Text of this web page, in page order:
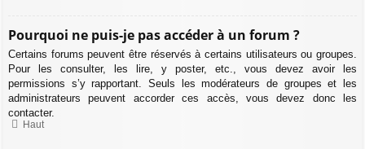
Pourquoi ne puis-je pas accéder à un forum ?
Certains forums peuvent être réservés à certains utilisateurs ou groupes.
Pour les consulter, les lire, y poster, etc., vous devez avoir les
permissions s’y rapportant. Seuls les modérateurs de groupes et les
administrateurs peuvent accorder ces accès, vous devez donc les
contacter.
Haut